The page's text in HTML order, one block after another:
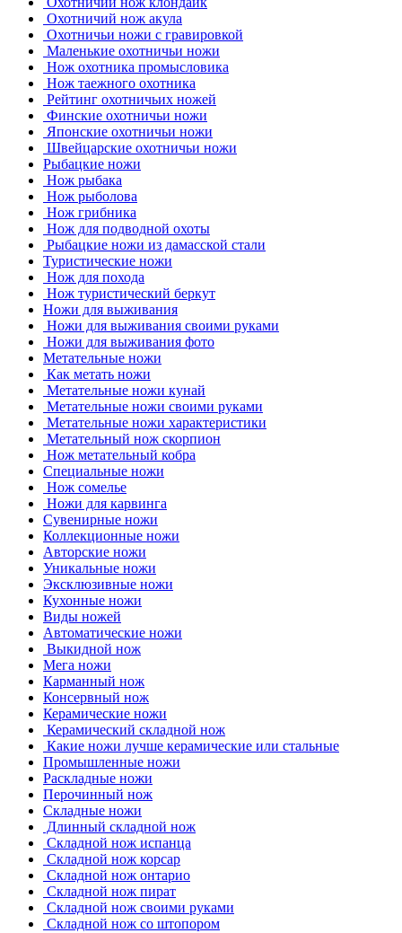
Охотничий нож акула
Охотничьи ножи с гравировкой
Маленькие охотничьи ножи
Нож охотника промысловика
Нож таежного охотника
Рейтинг охотничьих ножей
Финские охотничьи ножи
Японские охотничьи ножи
Швейцарские охотничьи ножи
Рыбацкие ножи
Нож рыбака
Нож рыболова
Нож грибника
Нож для подводной охоты
Рыбацкие ножи из дамасской стали
Туристические ножи
Нож для похода
Нож туристический беркут
Ножи для выживания
Ножи для выживания своими руками
Ножи для выживания фото
Метательные ножи
Как метать ножи
Метательные ножи кунай
Метательные ножи своими руками
Метательные ножи характеристики
Метательный нож скорпион
Нож метательный кобра
Специальные ножи
Нож сомелье
Ножи для карвинга
Сувенирные ножи
Коллекционные ножи
Авторские ножи
Уникальные ножи
Эксклюзивные ножи
Кухонные ножи
Виды ножей
Автоматические ножи
Выкидной нож
Мега ножи
Карманный нож
Консервный нож
Керамические ножи
Керамический складной нож
Какие ножи лучше керамические или стальные
Промышленные ножи
Раскладные ножи
Перочинный нож
Складные ножи
Длинный складной нож
Складной нож испанца
Складной нож корсар
Складной нож онтарио
Складной нож пират
Складной нож своими руками
Складной нож со штопором